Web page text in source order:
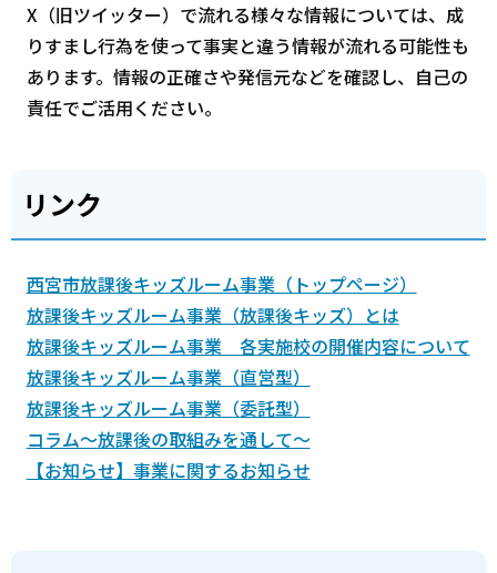
X（旧ツイッター）で流れる様々な情報については、成
りすまし行為を使って事実と違う情報が流れる可能性も
あります。情報の正確さや発信元などを確認し、自己の
責任でご活用ください。
リンク
西宮市放課後キッズルーム事業（トップページ）
放課後キッズルーム事業（放課後キッズ）とは
放課後キッズルーム事業 各実施校の開催内容について
放課後キッズルーム事業（直営型）
放課後キッズルーム事業（委託型）
コラム～放課後の取組みを通して～
【お知らせ】事業に関するお知らせ